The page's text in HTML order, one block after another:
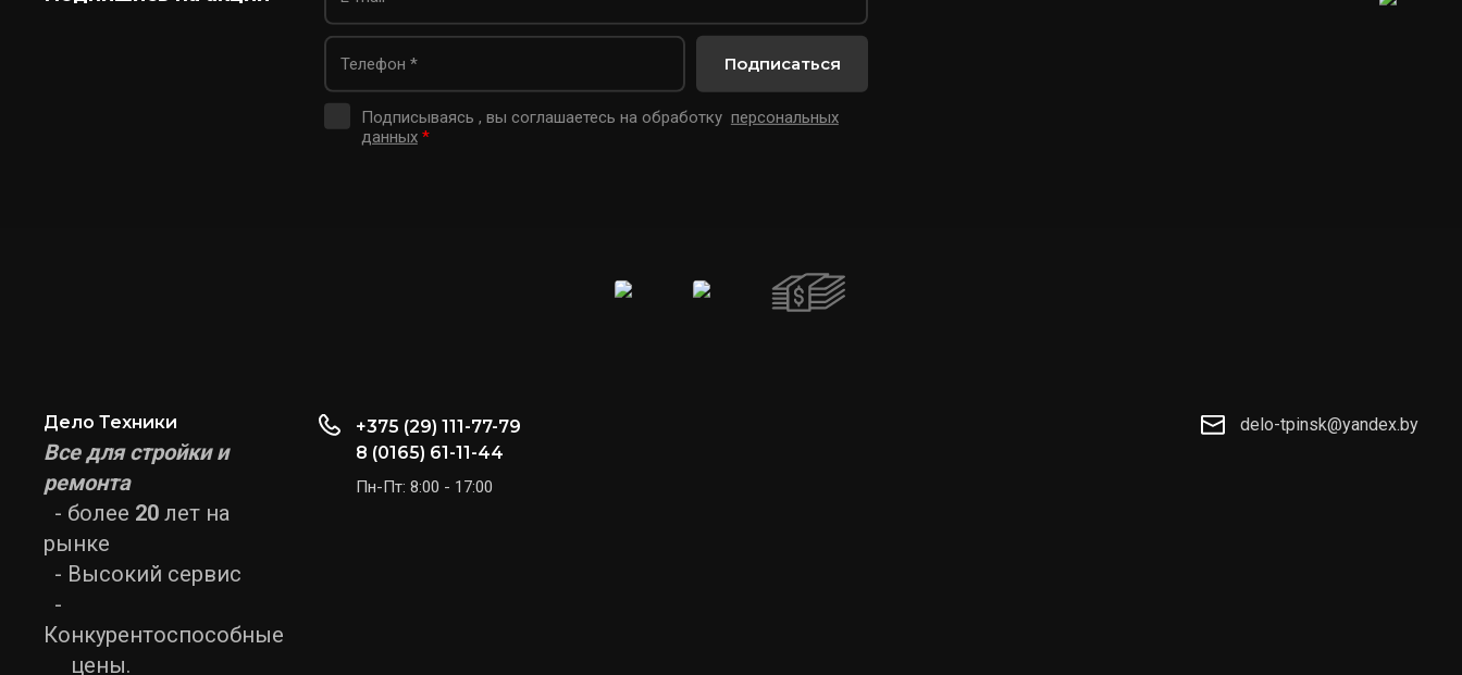
Подписываясь , вы соглашаетесь на обработку персональных
данных *
Подписаться
Дело Техники
Все для стройки и
ремонта
- более 20 лет на
рынке
- Высокий сервис
-
Конкурентоспособные
цены.
+375 (29) 111-77-79
8 (0165) 61-11-44
Пн-Пт: 8:00 - 17:00
delo-tpinsk@yandex.by